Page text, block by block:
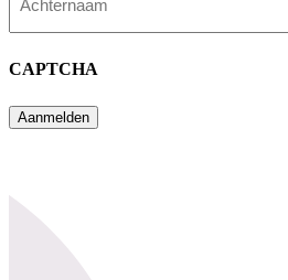
CAPTCHA
Aanmelden